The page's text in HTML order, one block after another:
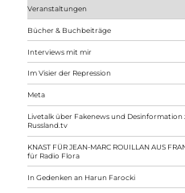
Veranstaltungen
Bücher & Buchbeiträge
Interviews mit mir
Im Visier der Repression
Meta
Livetalk über Fakenews und
Russland.tv
KNAST FÜR JEAN-MARC ROUILLAN AUS
für Radio Flora
In Gedenken an Harun Farocki